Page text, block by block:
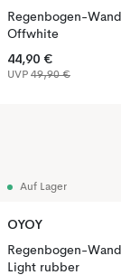
Regenbogen-
Offwhite
44,90 €
UVP 49,90 €
Auf Lager
OYOY
Regenbogen-
Light rubber